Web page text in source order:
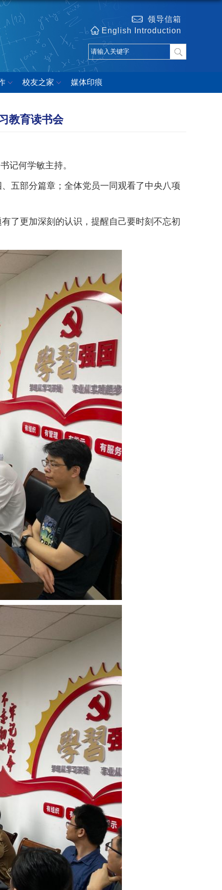
领导信箱
English Introduction
校友之家 媒体印痕
教育读书会
记何学敏主持。
五部分篇章；全体党员一同观看了中央八项
了更加深刻的认识，提醒自己要时刻不忘初